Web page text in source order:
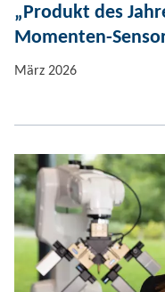
„Produkt des
Momenten-
März 2026